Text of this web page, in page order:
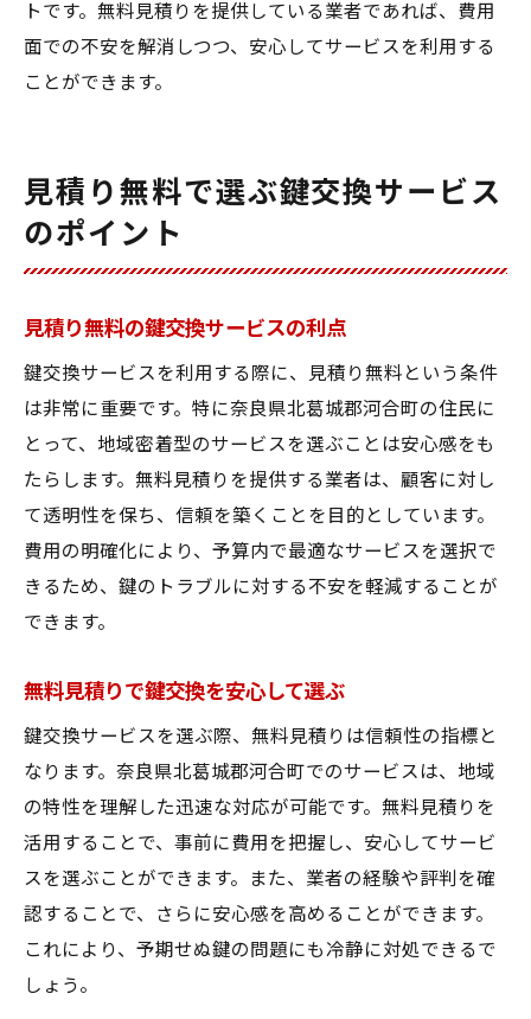
鍵交換が地域の安全を支える理由
トです。無料見積りを提供している業者であれば、費用
面での不安を解消しつつ、安心してサービスを利用する
ことができます。
見積り無料で選ぶ鍵交換サービス
のポイント
見積り無料の鍵交換サービスの利点
鍵交換サービスを利用する際に、見積り無料という条件
は非常に重要です。特に奈良県北葛城郡河合町の住民に
とって、地域密着型のサービスを選ぶことは安心感をも
たらします。無料見積りを提供する業者は、顧客に対し
て透明性を保ち、信頼を築くことを目的としています。
費用の明確化により、予算内で最適なサービスを選択で
きるため、鍵のトラブルに対する不安を軽減することが
できます。
無料見積りで鍵交換を安心して選ぶ
鍵交換サービスを選ぶ際、無料見積りは信頼性の指標と
なります。奈良県北葛城郡河合町でのサービスは、地域
の特性を理解した迅速な対応が可能です。無料見積りを
活用することで、事前に費用を把握し、安心してサービ
スを選ぶことができます。また、業者の経験や評判を確
認することで、さらに安心感を高めることができます。
これにより、予期せぬ鍵の問題にも冷静に対処できるで
しょう。